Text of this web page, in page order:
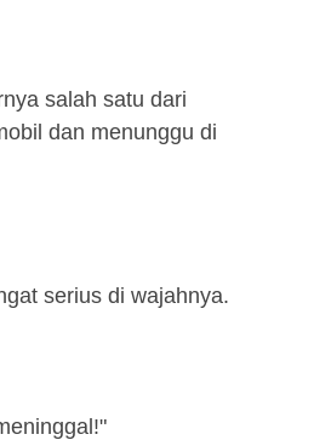
salah satu dari
dan menunggu di
serius di wajahnya.